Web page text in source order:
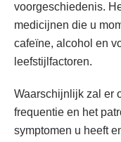
voorgeschiedenis.
medicijnen die u
cafeïne, alcohol en
leefstijlfactoren.
Waarschijnlijk zal er
frequentie en het
symptomen u heeft